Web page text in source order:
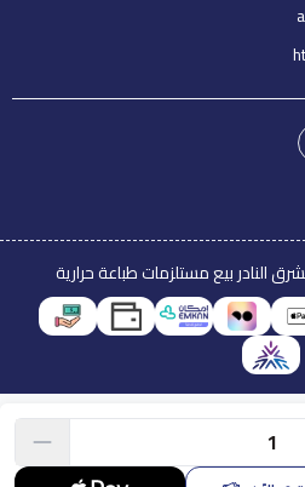
النادر بيع مستلزمات طباعة حرارية